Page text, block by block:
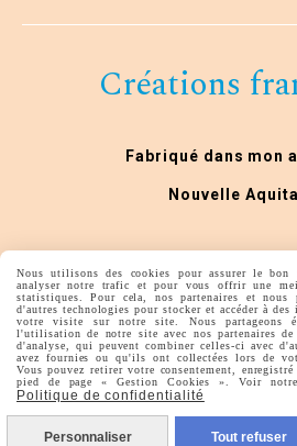
Créations
Fabriqué dans mon
Nouvelle
Facebook est désactivé.
lesideesdelys
Nous utilisons des cookies pour assurer le bon
analyser notre trafic et pour vous offrir une
statistiques. Pour cela, nos partenaires et nous
d'autres technologies pour stocker et accéder à
votre visite sur notre site. Nous partageons
l'utilisation de notre site avec nos partenaires
d'analyse, qui peuvent combiner celles-ci avec
avez fournies ou qu'ils ont collectées lors de
Vous pouvez retirer votre consentement,
pied de page « Gestion Cookies ». Voir
Politique de confidentialité
Personnaliser Tout refuser